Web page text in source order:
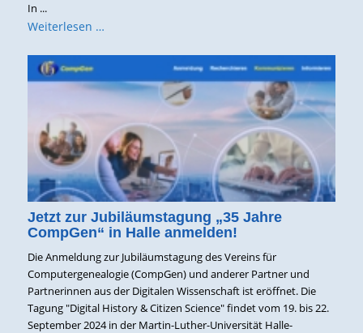
In ...
Weiterlesen …
Jetzt zur Jubiläumstagung „35 Jahre
CompGen“ in Halle anmelden!
Die Anmeldung zur Jubiläumstagung des Vereins für
Computergenealogie (CompGen) und anderer Partner und
Partnerinnen aus der Digitalen Wissenschaft ist eröffnet. Die
Tagung "Digital History & Citizen Science" findet vom 19. bis 22.
September 2024 in der Martin-Luther-Universität Halle-